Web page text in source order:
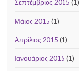
Σεπτέμβριος 2015 (1)
Μάιος 2015 (1)
Απρίλιος 2015 (1)
Ιανουάριος 2015 (1)